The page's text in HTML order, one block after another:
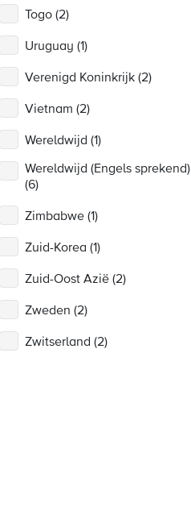
Togo (2)
Uruguay (1)
Verenigd Koninkrijk (2)
Vietnam (2)
Wereldwijd (1)
Wereldwijd (Engels sprekend)
(6)
Zimbabwe (1)
Zuid-Korea (1)
Zuid-Oost Azië (2)
Zweden (2)
Zwitserland (2)